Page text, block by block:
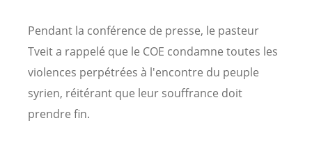
Pendant la conférence de presse, le pasteur
Tveit a rappelé que le COE condamne toutes les
violences perpétrées à l'encontre du peuple
syrien, réitérant que leur souffrance doit
prendre fin.